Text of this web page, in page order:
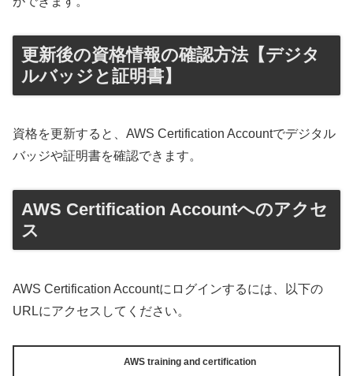
更新後の資格情報の確認方法【デジタ
ルバッジと証明書】
資格を更新すると、AWS Certification Accountでデジタル
バッジや証明書を確認できます。
AWS Certification Accountへのアクセ
ス
AWS Certification Accountにログインするには、以下の
URLにアクセスしてください。
AWS training and certification